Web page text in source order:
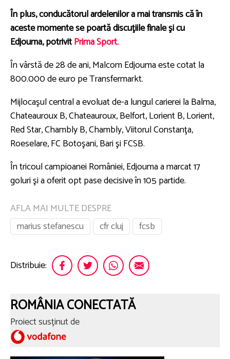
În plus, conducătorul ardelenilor a mai transmis că în
aceste momente se poartă discuţiile finale şi cu
Edjouma, potrivitPrima Sport.
În vârstă de 28 de ani, Malcom Edjouma este cotat la
800.000 de euro pe Transfermarkt.
Mijlocaşul central a evoluat de-a lungul carierei la Balma,
Chateauroux B, Chateauroux, Belfort, Lorient B, Lorient,
Red Star, Chambly B, Chambly, Viitorul Constanţa,
Roeselare, FC Botoşani, Bari şi FCSB.
În tricoul campioanei României, Edjouma a marcat 17
goluri şi a oferit opt pase decisive în 105 partide.
AFLA MAI MULTE DESPRE
marius stefanescu
cfr cluj fcsb
Distribuie:
ROMÂNIA CONECTATĂ
Proiect susținut de